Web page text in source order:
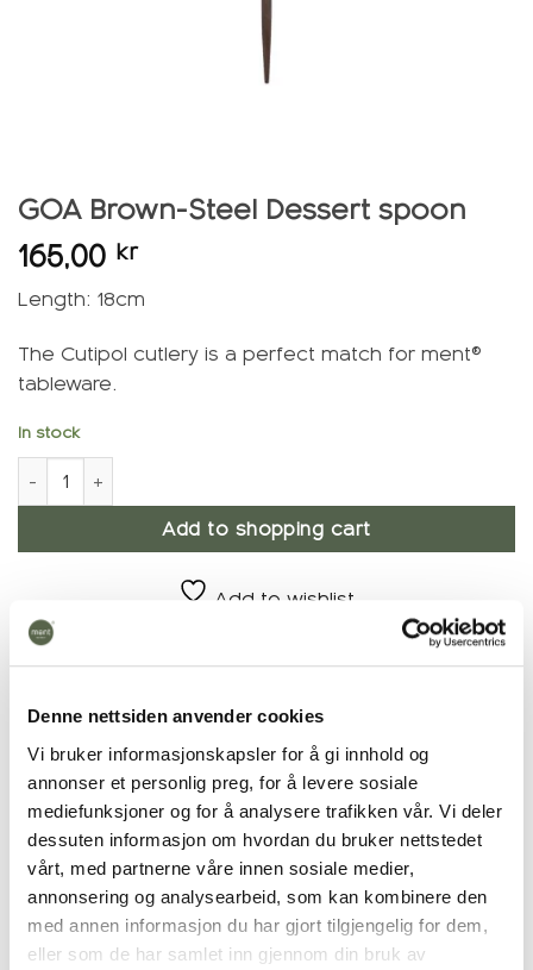
Denne nettsiden anvender cookies
Vi bruker informasjonskapsler for å gi innhold og
annonser et personlig preg, for å levere sosiale
mediefunksjoner og for å analysere trafikken vår. Vi deler
dessuten informasjon om hvordan du bruker nettstedet
vårt, med partnerne våre innen sosiale medier,
annonsering og analysearbeid, som kan kombinere den
med annen informasjon du har gjort tilgjengelig for dem,
eller som de har samlet inn gjennom din bruk av
GOA Brown-Steel Dessert spoon
165,00 kr
Length: 18cm
The Cutipol cutlery is a perfect match for ment®
tableware.
In stock
GOA Brown-Steel Dessert Spoon quantity
Add to shopping cart
Add to wishlist
Product number:
Categories:Cutlery,GOA brown/steel
Additional
PRODUCT Cutlery